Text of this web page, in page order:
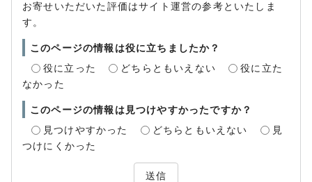
お寄せいただいた評価はサイト運営の参考といたしま
す。
このページの情報は役に立ちましたか？
役に立った
どちらともいえない
役に立た
なかった
このページの情報は見つけやすかったですか？
見つけやすかった
どちらともいえない
見
つけにくかった
送信